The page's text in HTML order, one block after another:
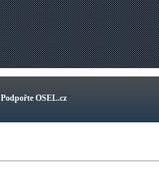
Podpořte OSEL.cz